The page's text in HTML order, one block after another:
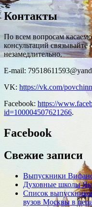
Контакты
По всем вопросам
консультаций
незамедлительно.
E-mail:
VK: https://vk.com/
Facebook: https://
id=100004507621266.
Facebook
Свежие записи
Выпускники
Духовные школы
Список
вузов Москвы в